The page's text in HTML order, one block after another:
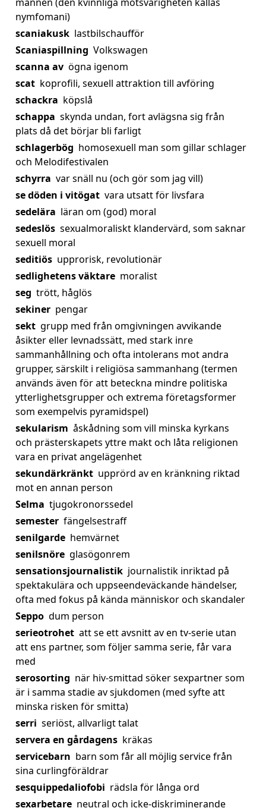
nymfomani)
scaniakusk lastbilschaufför
Scaniaspillning Volkswagen
scanna av ögna igenom
scat koprofili, sexuell attraktion till avföring
schackra köpslå
schappa skynda undan, fort avlägsna sig från
plats då det börjar bli farligt
schlagerbög homosexuell man som gillar schlager
och Melodifestivalen
schyrra var snäll nu (och gör som jag vill)
se döden i vitögat vara utsatt för livsfara
sedelära läran om (god) moral
sedeslös sexualmoraliskt klandervärd, som saknar
sexuell moral
seditiös upprorisk, revolutionär
sedlighetens väktare moralist
seg trött, håglös
sekiner pengar
sekt grupp med från omgivningen avvikande
åsikter eller levnadssätt, med stark inre
sammanhållning och ofta intolerans mot andra
grupper, särskilt i religiösa sammanhang (termen
används även för att beteckna mindre politiska
ytterlighetsgrupper och extrema företagsformer
som exempelvis pyramidspel)
sekularism åskådning som vill minska kyrkans
och prästerskapets yttre makt och låta religionen
vara en privat angelägenhet
sekundärkränkt upprörd av en kränkning riktad
mot en annan person
Selma tjugokronorssedel
semester fängelsestraff
senilgarde hemvärnet
senilsnöre glasögonrem
sensationsjournalistik journalistik inriktad på
spektakulära och uppseendeväckande händelser,
ofta med fokus på kända människor och skandaler
Seppo dum person
serieotrohet att se ett avsnitt av en tv-serie utan
att ens partner, som följer samma serie, får vara
med
serosorting när hiv-smittad söker sexpartner som
är i samma stadie av sjukdomen (med syfte att
minska risken för smitta)
serri seriöst, allvarligt talat
servera en gårdagens kräkas
servicebarn barn som får all möjlig service från
sina curlingföräldrar
sesquippedaliofobi rädsla för långa ord
sexarbetare neutral och icke-diskriminerande